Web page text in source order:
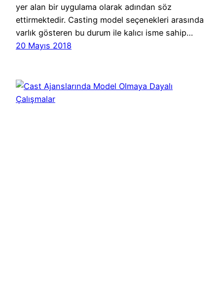
yer alan bir uygulama olarak adından söz
ettirmektedir. Casting model seçenekleri arasında
varlık gösteren bu durum ile kalıcı isme sahip…
20 Mayıs 2018